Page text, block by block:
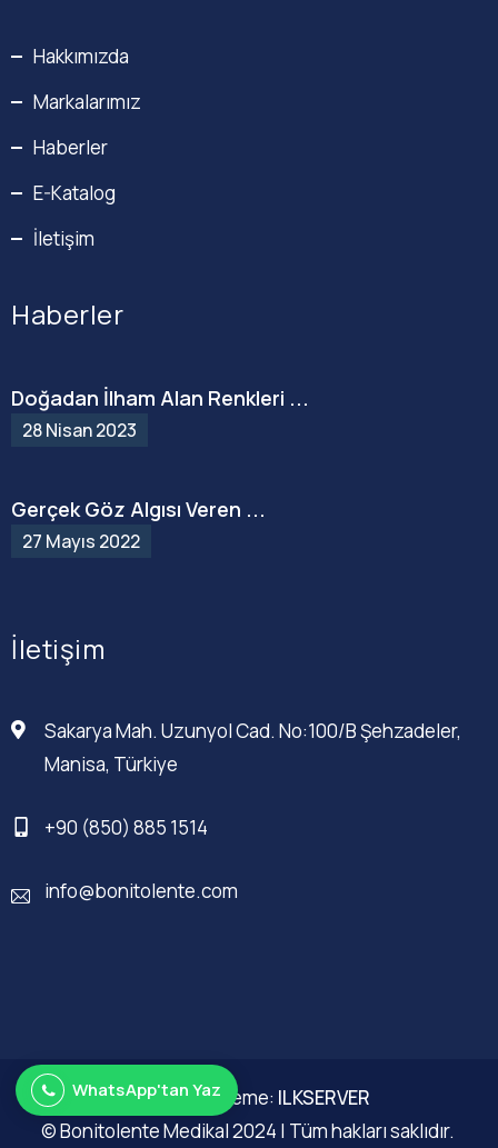
Hakkımızda
Markalarımız
Haberler
E-Katalog
İletişim
Haberler
Doğadan İlham Alan Renkleri ...
28 Nisan 2023
Gerçek Göz Algısı Veren ...
27 Mayıs 2022
İletişim
Sakarya Mah. Uzunyol Cad. No:100/B Şehzadeler,
Manisa, Türkiye
+90 (850) 885 1514
info@bonitolente.com
Web Düzenleme: ILKSERVER
© Bonitolente Medikal 2024 | Tüm hakları saklıdır.
WhatsApp'tan Yaz